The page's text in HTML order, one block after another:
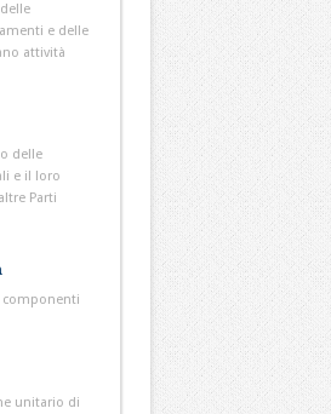
e delle
attività
delle
e il loro
Parti
componenti
unitario di